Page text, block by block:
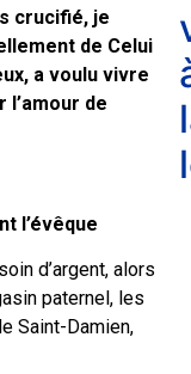
crucifié, je
de Celui
a voulu vivre
de
l’évêque
d’argent, alors
paternel, les
Saint-Damien,